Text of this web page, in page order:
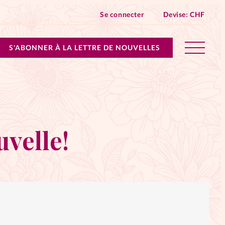
Se connecter Devise:CHF
S'ABONNER À LA LETTRE DE NOUVELLES